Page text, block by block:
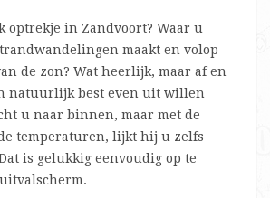
optrekje in Zandvoort? Waar u
maakt en volop
de zon? Wat heerlijk, maar af en
natuurlijk best even uit willen
u naar binnen, maar met de
temperaturen, lijkt hij u zelfs
is gelukkig eenvoudig op te